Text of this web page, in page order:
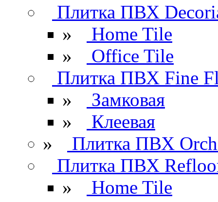
Плитка ПВХ
»
Home Tile
»
Office Tile
Плитка ПВХ Fine
»
Замковая
»
Клеевая
»
Плитка ПВХ
Плитка ПВХ
»
Home Tile